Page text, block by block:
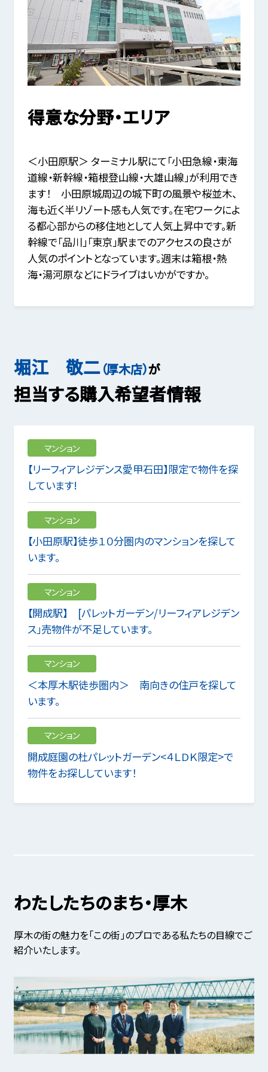
得意な分野・エリア
＜小田原駅＞ ターミナル駅にて「小田急線・東海
道線・新幹線・箱根登山線・大雄山線」が利用でき
ます！ 小田原城周辺の城下町の風景や桜並木、
海も近く半リゾート感も人気です。在宅ワークによ
る都心部からの移住地として人気上昇中です。新
幹線で「品川」「東京」駅までのアクセスの良さが
人気のポイントとなっています。週末は箱根・熱
海・湯河原などにドライブはいかがですか。
堀江 敬二（厚木店）が
担当する購入希望者情報
マンション
【リーフィアレジデンス愛甲石田】限定で物件を探
しています!
マンション
【小田原駅】徒歩１０分圏内のマンションを探して
います。
マンション
【開成駅】 [パレットガーデン/リーフィアレジデン
ス」売物件が不足しています。
マンション
＜本厚木駅徒歩圏内＞ 南向きの住戸を探して
います。
マンション
開成庭園の杜パレットガーデン<４ＬＤＫ限定>で
物件をお探ししています！
わたしたちのまち・厚木
厚木の街の魅力を「この街」のプロである私たちの目線でご
紹介いたします。